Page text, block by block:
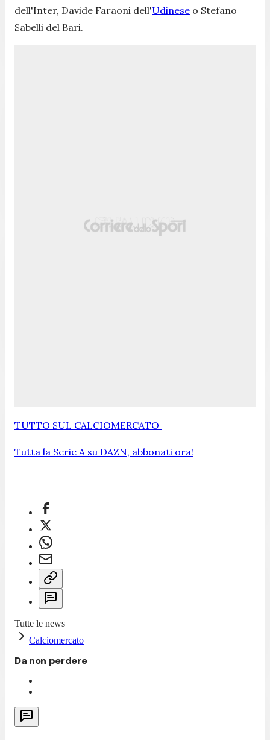
dell'Inter, Davide Faraoni dell'Udinese o Stefano
Sabelli del Bari.
TUTTO SUL CALCIOMERCATO
Tutta la Serie A su DAZN, abbonati ora!
Tutte le news
Calciomercato
Da non perdere